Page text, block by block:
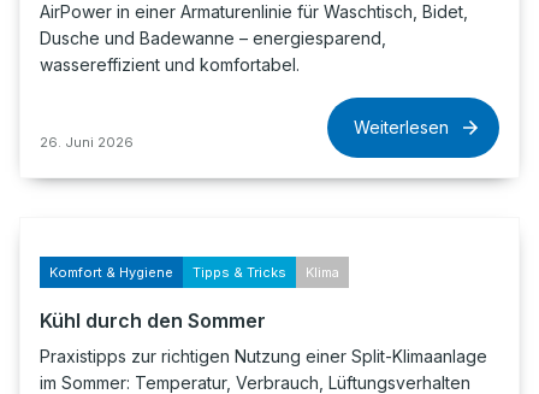
AirPower in einer Armaturenlinie für Waschtisch, Bidet,
Dusche und Badewanne – energiesparend,
wassereffizient und komfortabel.
26. Juni 2026
Weiterlesen
Komfort & Hygiene Tipps & Tricks Klima
Kühl durch den Sommer
Praxistipps zur richtigen Nutzung einer Split-Klimaanlage
im Sommer: Temperatur, Verbrauch, Lüftungsverhalten